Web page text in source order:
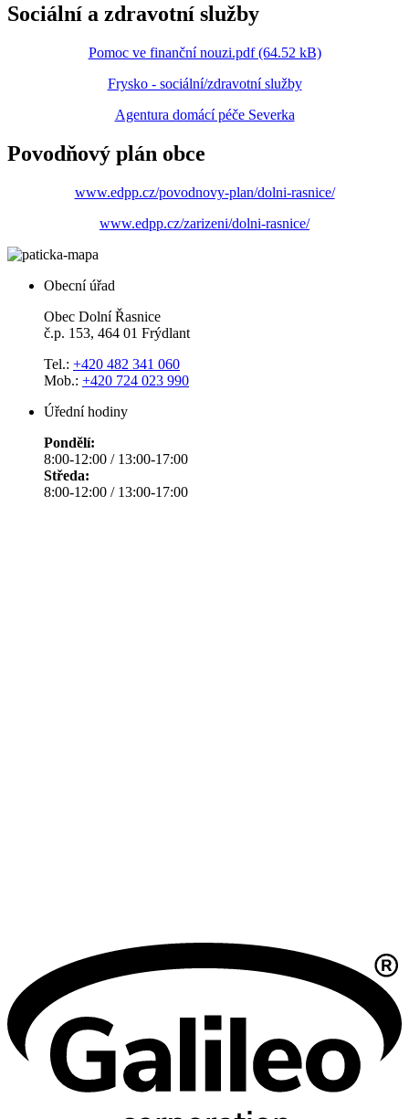
Sociální a zdravotní služby
Pomoc ve finanční nouzi.pdf (64.52 kB)
Frysko - sociální/zdravotní služby
Agentura domácí péče Severka
Povodňový plán obce
www.edpp.cz/povodnovy-plan/dolni-rasnice/
www.edpp.cz/zarizeni/dolni-rasnice/
Obecní úřad
Obec Dolní Řasnice
č.p. 153, 464 01 Frýdlant
Tel.: +420 482 341 060
Mob.: +420 724 023 990
Úřední hodiny
Pondělí:
8:00-12:00 / 13:00-17:00
Středa:
8:00-12:00 / 13:00-17:00